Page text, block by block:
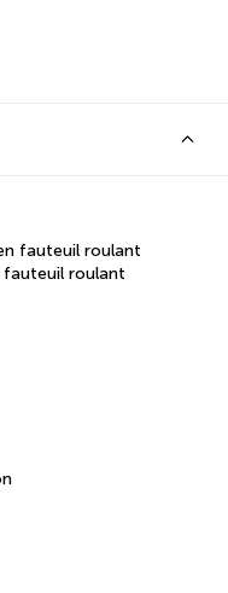
fauteuil roulant
fauteuil roulant